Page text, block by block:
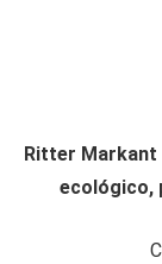
Ritter
ecológico,